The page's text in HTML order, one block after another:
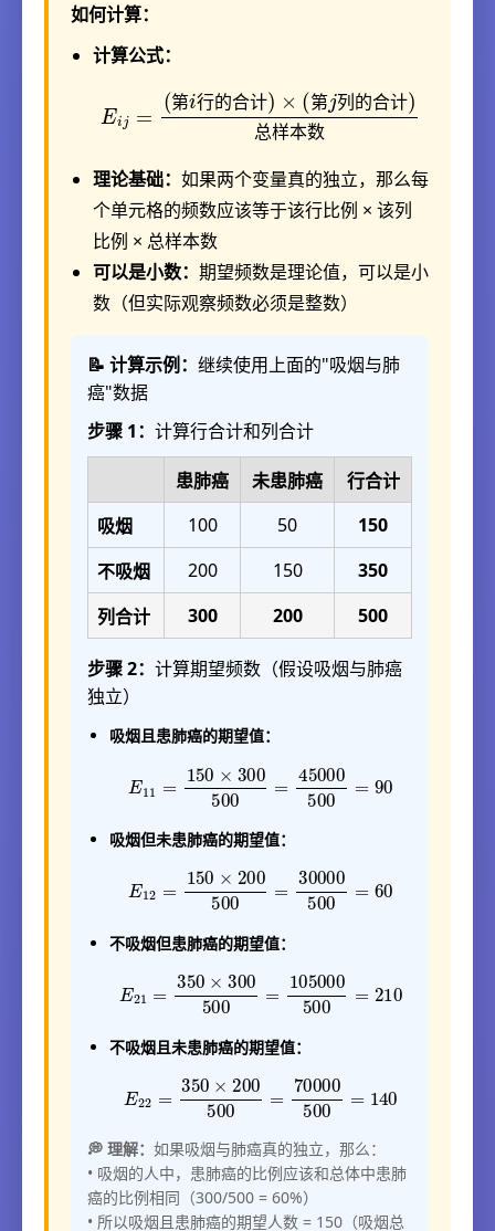
如何计算：
计算公式：
第 行 的 合 计 第 列 的 合 计
总样 本 数
i行的合计)× 第 j列的合计)总
样本数
理论基础： 如果两个变量真的独立，那么每
个单元格的频数应该等于该行比例 × 该列
比例 × 总样本数
可以是小数： 期望频数是理论值，可以是小
数（但实际观察频数必须是整数）
📝 计算示例： 继续使用上面的"吸烟与肺
癌"数据
步骤 1： 计算行合计和列合计
患肺癌 未患肺癌
行合计
吸烟
100 50
150
不吸烟
200 150
350
列合计
300 200 500
步骤 2： 计算期望频数（假设吸烟与肺癌
独立）
吸烟且患肺癌的期望值：
150×300 500 45000500
吸烟但未患肺癌的期望值：
150×200 500 30000500
不吸烟但患肺癌的期望值：
350×300500 105000500
不吸烟且未患肺癌的期望值：
350×200 500 70000500
💭 理解： 如果吸烟与肺癌真的独立，那么：
• 吸烟的人中，患肺癌的比例应该和总体中患肺
癌的比例相同（300/500 = 60%）
• 所以吸烟且患肺癌的期望人数 = 150（吸烟总